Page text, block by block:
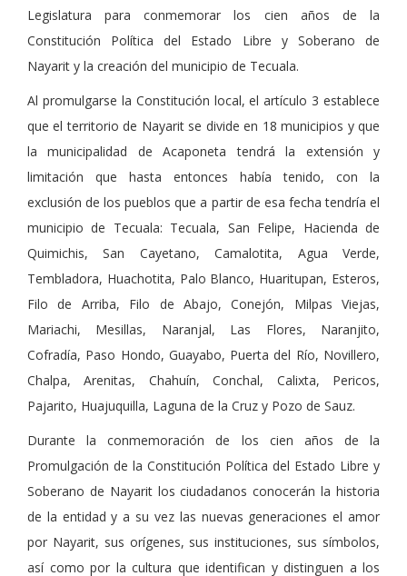
Legislatura para conmemorar los cien años de la
Constitución Política del Estado Libre y Soberano de
Nayarit y la creación del municipio de Tecuala.
Al promulgarse la Constitución local, el artículo 3 establece
que el territorio de Nayarit se divide en 18 municipios y que
la municipalidad de Acaponeta tendrá la extensión y
limitación que hasta entonces había tenido, con la
exclusión de los pueblos que a partir de esa fecha tendría el
municipio de Tecuala: Tecuala, San Felipe, Hacienda de
Quimichis, San Cayetano, Camalotita, Agua Verde,
Tembladora, Huachotita, Palo Blanco, Huaritupan, Esteros,
Filo de Arriba, Filo de Abajo, Conejón, Milpas Viejas,
Mariachi, Mesillas, Naranjal, Las Flores, Naranjito,
Cofradía, Paso Hondo, Guayabo, Puerta del Río, Novillero,
Chalpa, Arenitas, Chahuín, Conchal, Calixta, Pericos,
Pajarito, Huajuquilla, Laguna de la Cruz y Pozo de Sauz.
Durante la conmemoración de los cien años de la
Promulgación de la Constitución Política del Estado Libre y
Soberano de Nayarit los ciudadanos conocerán la historia
de la entidad y a su vez las nuevas generaciones el amor
por Nayarit, sus orígenes, sus instituciones, sus símbolos,
así como por la cultura que identifican y distinguen a los